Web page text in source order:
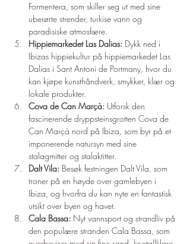
Formentera, som skiller seg ut med sine
uberørte strender, turkise vann og
paradisiske atmosfære.
Hippiemarkedet Las Dalias: Dykk ned i
Ibizas hippiekultur på hippiemarkedet Las
Dalias i Sant Antoni de Portmany, hvor du
kan kjøpe kunsthåndverk, smykker, klær og
lokale produkter.
Cova de Can Marçà: Utforsk den
fascinerende dryppsteinsgrotten Cova de
Can Marçà nord på Ibiza, som byr på et
imponerende natursyn med sine
stalagmitter og stalaktitter.
Dalt Vila: Besøk festningen Dalt Vila, som
troner på en høyde over gamlebyen i
Ibiza, og hvorfra du kan nyte en fantastisk
utsikt over byen og havet.
Cala Bassa: Nyt vannsport og strandliv på
den populære stranden Cala Bassa, som